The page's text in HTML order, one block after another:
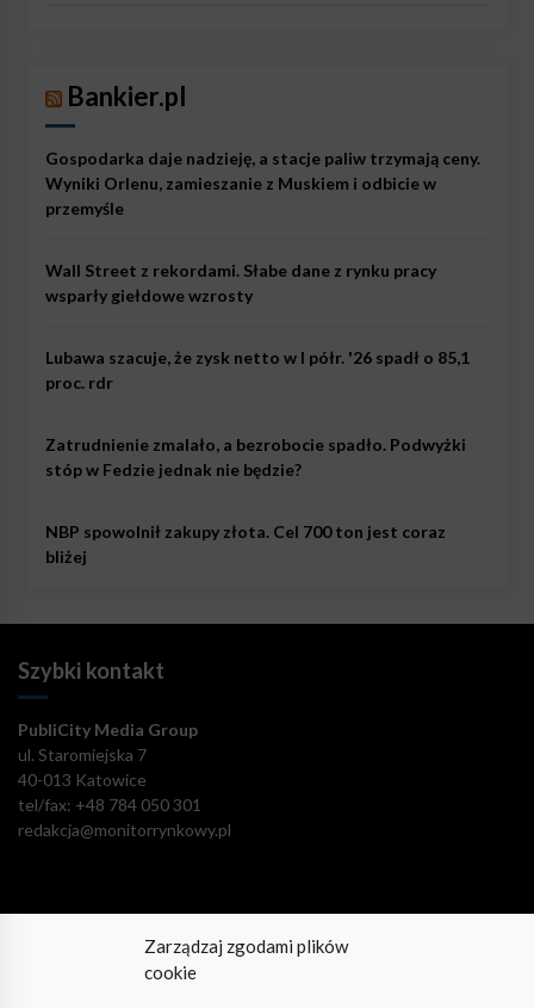
Zarządzaj zgodami plików
cookie
Bankier.pl
Gospodarka daje nadzieję, a stacje paliw trzymają ceny.
Wyniki Orlenu, zamieszanie z Muskiem i odbicie w
przemyśle
Wall Street z rekordami. Słabe dane z rynku pracy
wsparły giełdowe wzrosty
Lubawa szacuje, że zysk netto w I półr. '26 spadł o 85,1
proc. rdr
Zatrudnienie zmalało, a bezrobocie spadło. Podwyżki
stóp w Fedzie jednak nie będzie?
NBP spowolnił zakupy złota. Cel 700 ton jest coraz
bliżej
Szybki kontakt
PubliCity Media Group
ul. Staromiejska 7
40-013 Katowice
tel/fax: +48 784 050 301
redakcja@monitorrynkowy.pl
Pozostańmy w kontakcie!